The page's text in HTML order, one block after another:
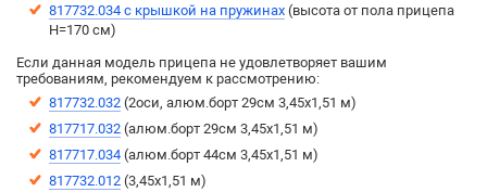
817732.034 с крышкой на пружинах (высота от пола прицепа
Н=170 см)
Если данная модель прицепа не удовлетворяет вашим
требованиям, рекомендуем к рассмотрению:
817732.032 (2оси, алюм.борт 29см 3,45х1,51 м)
817717.032 (алюм.борт 29см 3,45х1,51 м)
817717.034 (алюм.борт 44см 3,45х1,51 м)
817732.012 (3,45х1,51 м)